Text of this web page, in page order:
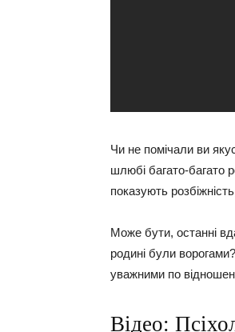
Чи не помічали ви
шлюбі багато-багато
показують
Може бути, останні
родині були
уважними по
Відео: